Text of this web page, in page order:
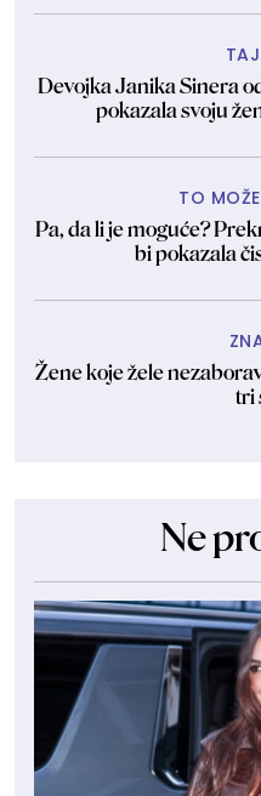
Devojka Janika Sinera
pokazala svoju
TO
Pa, da li je moguće?
bi pokazala
Žene koje žele
tri
Ne